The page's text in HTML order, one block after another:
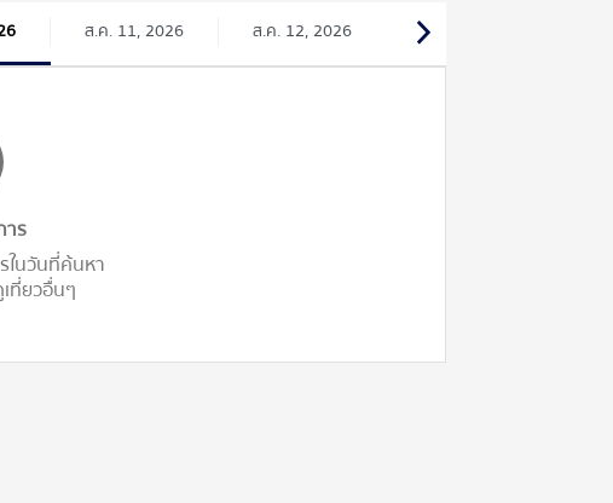
ส.ค. 11, 2026 ส.ค. 12, 2026
าร
ในวันที่ค้นหา
ที่ยวอื่นๆ